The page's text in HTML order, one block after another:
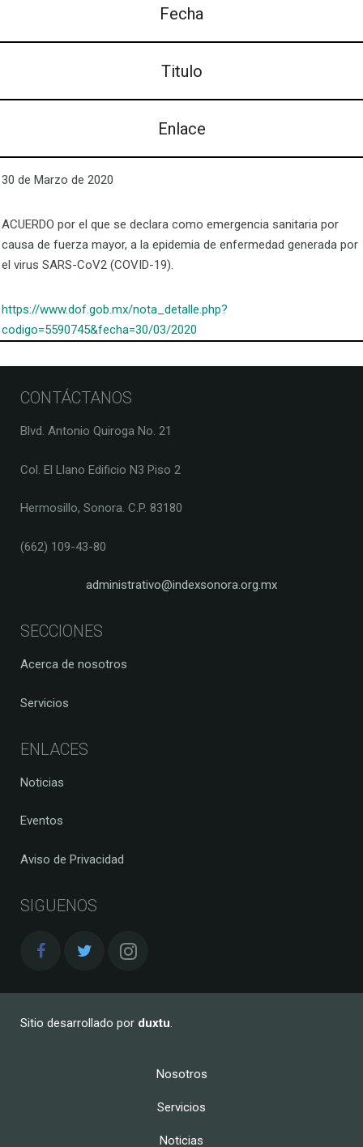
Fecha
Titulo
Enlace
30 de Marzo de 2020
ACUERDO por el que se declara como emergencia sanitaria por
causa de fuerza mayor, a la epidemia de enfermedad generada por
el virus SARS-CoV2 (COVID-19).
https://www.dof.gob.mx/nota_detalle.php?
codigo=5590745&fecha=30/03/2020
CONTÁCTANOS
Blvd. Antonio Quiroga No. 21
Col. El Llano Edificio N3 Piso 2
Hermosillo, Sonora. C.P. 83180
(662) 109-43-80
administrativo@indexsonora.org.mx
SECCIONES
Acerca de nosotros
Servicios
ENLACES
Noticias
Eventos
Aviso de Privacidad
SIGUENOS
Sitio desarrollado por duxtu
Nosotros
Servicios
Noticias